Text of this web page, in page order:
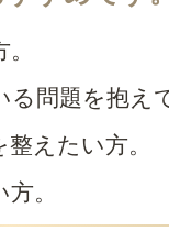
る問題を抱え
えたい方。
。